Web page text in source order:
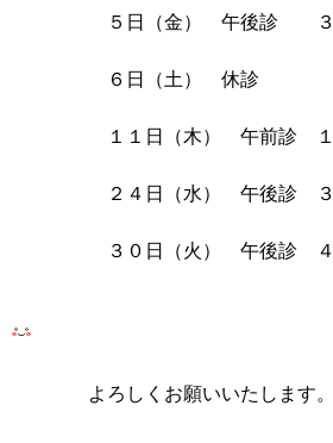
５日（金） 午後診 ３：
６日（土） 休診
１１日（木） 午前診 １１
２４日（水） 午後診 ３
３０日（火） 午後診 ４
になり
よろしくお願いいたします。